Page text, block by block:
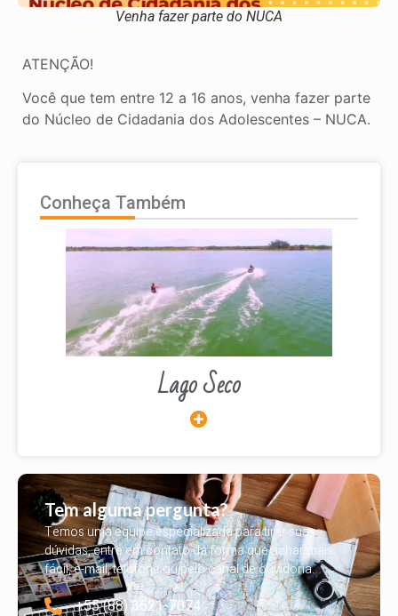
Venha fazer parte do NUCA
ATENÇÃO!
Você que tem entre 12 a 16 anos, venha fazer parte
do Núcleo de Cidadania dos Adolescentes – NUCA.
Conheça Também
Lago Seco
Tem alguma pergunta?
Temos uma equipe especializada para tirar suas
dúvidas, entre em contato da forma que achar mais
fácil, e-mail, telefone ou pelo canal de ouvidoria.
+55 (88) 3621-7074